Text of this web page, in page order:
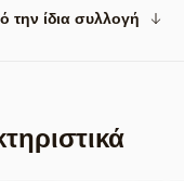
την ίδια συλλογή